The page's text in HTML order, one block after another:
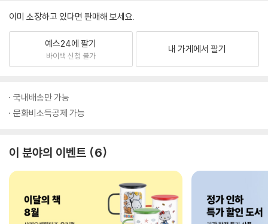
이미 소장하고 있다면 판매해 보세요.
예스24에 팔기
바이백 신청 불가
내 가게에서 팔기
국내배송만 가능
문화비소득공제 가능
이 분야의 이벤트 6